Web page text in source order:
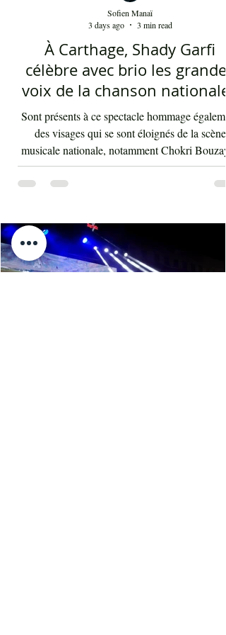
À Carthage, Shady Garfi
célèbre avec brio les grandes
voix de la chanson nationale
Par Sofien Manaï
Sont présents à ce spectacle hommage
musicale nationale, notamment Chokri
nouveau sur scène. Par la suite, c'était autour
d'Asma Ben Ahmed, une voix à la fois
et subliminale. À côté de celle-ci vient Ahmed
Rebaï, un élégant chanteur, présent maintenant
Sofien Manaï
3 days ago
3 min read